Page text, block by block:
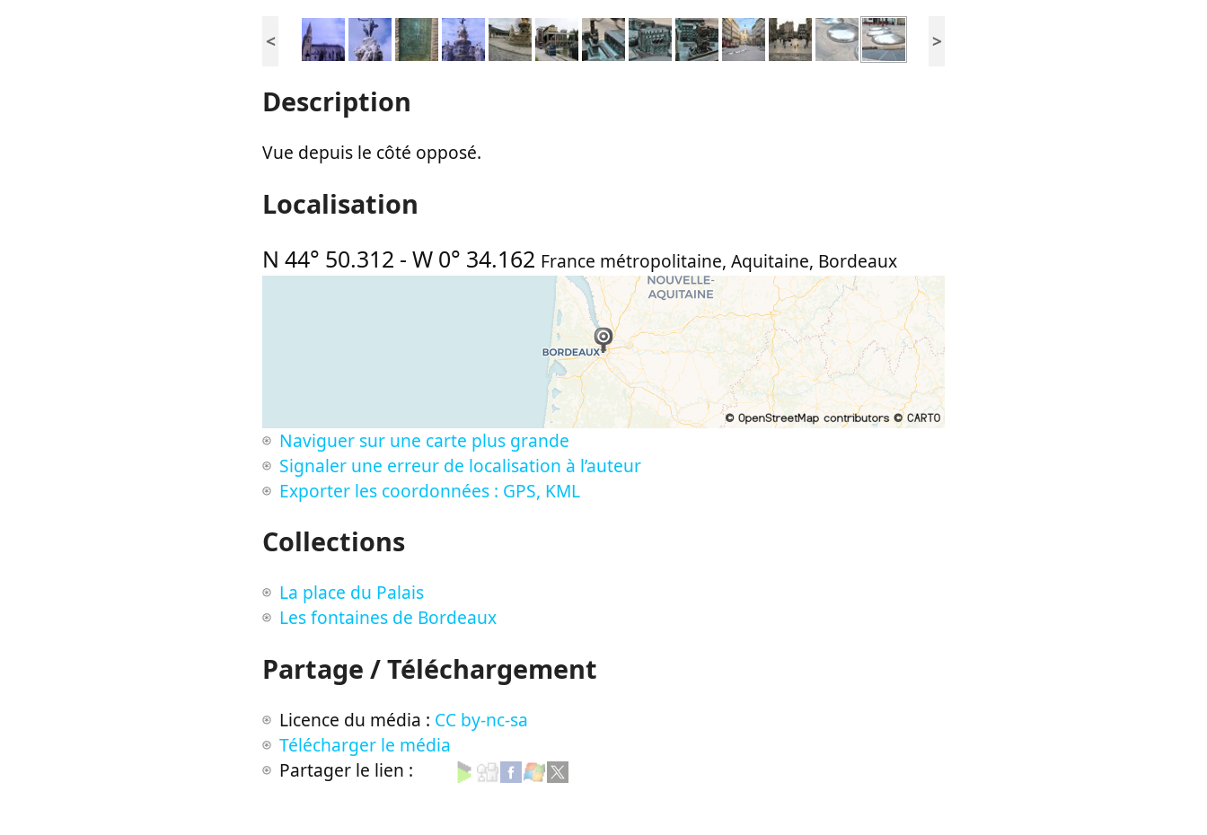
< >
Description
Vue depuis le côté opposé.
Localisation
N 44° 50.312 - W 0° 34.162 France métropolitaine, Aquitaine, Bordeaux
Naviguer sur une carte plus grande
Signaler une erreur de localisation à l’auteur
Exporter les coordonnées : GPS, KML
Collections
La place du Palais
Les fontaines de Bordeaux
Partage / Téléchargement
Licence du média : CC by-nc-sa
Télécharger le média
Partager le lien :